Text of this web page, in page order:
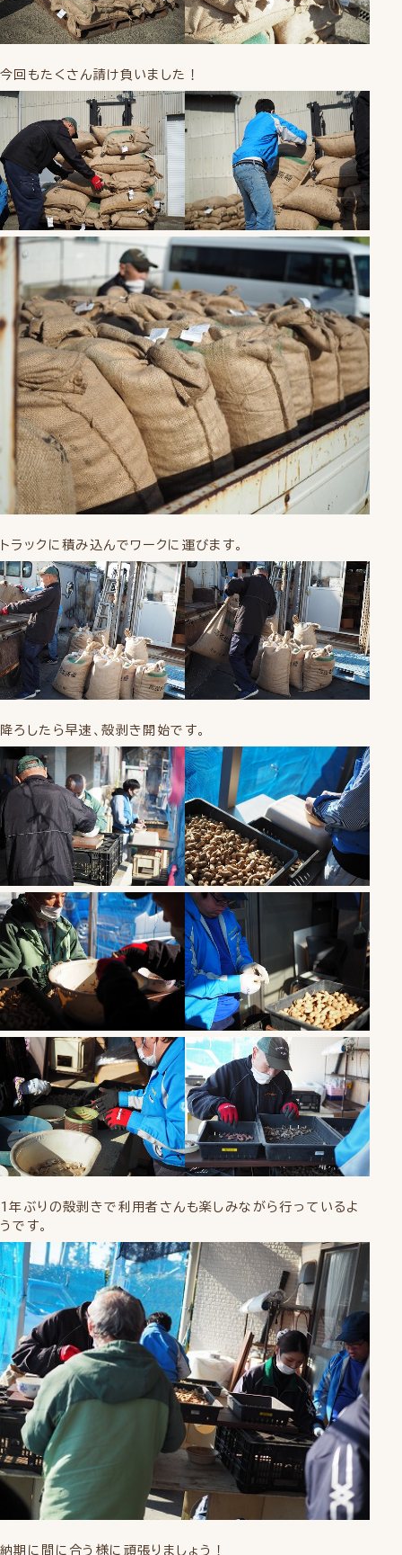
今回もたくさん請け負いました！
トラックに積み込んでワークに運びます。
降ろしたら早速、殻剥き開始です。
1年ぶりの殻剥きで利用者さんも楽しみながら行っているよ
うです。
納期に間に合う様に頑張りましょう！